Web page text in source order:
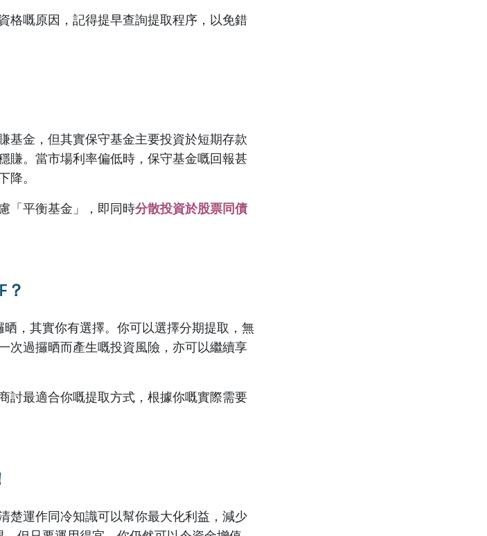
格嘅原因，記得提早查詢提取程序，以免錯
基金，但其實保守基金主要投資於短期存款
賺。當市場利率偏低時，保守基金嘅回報甚
。
「平衡基金」，即同時分散投資於股票同債
？
，其實你有選擇。你可以選擇分期提取，無
次過攞晒而產生嘅投資風險，亦可以繼續享
討最適合你嘅提取方式，根據你嘅實際需要
楚運作同冷知識可以幫你最大化利益，減少